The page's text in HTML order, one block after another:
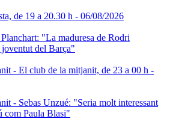
de 19 a 20.30 h - 06/08/2026
"La maduresa de Rodri
del Barça"
- El club de la mitjanit, de 23 a 00 h -
- Sebas Unzué: "Seria molt interessant
com Paula Blasi"